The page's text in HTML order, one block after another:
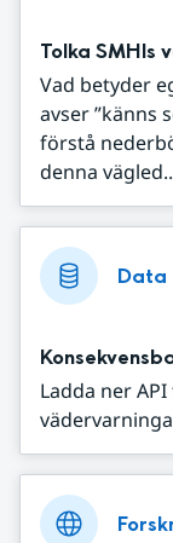
Tolka SMHIs
Vad betyder
avser ”känns
förstå
denna
Data
Ladda ner